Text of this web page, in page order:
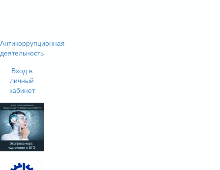
Антикоррупционная
деятельность
Вход в
личный
кабинет